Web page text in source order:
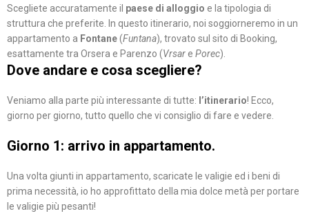
Scegliete accuratamente il paese di alloggio e la tipologia di
struttura che preferite. In questo itinerario, noi soggiorneremo in un
appartamento a Fontane(Funtana), trovato sul sito di Booking,
esattamente tra Orsera e Parenzo (Vrsare Porec).
Dove andare e cosa scegliere?
Veniamo alla parte più interessante di tutte: l’itinerario! Ecco,
giorno per giorno, tutto quello che vi consiglio di fare e vedere.
Giorno 1: arrivo in appartamento.
Una volta giunti in appartamento, scaricate le valigie ed i beni di
prima necessità, io ho approfittato della mia dolce metà per portare
le valigie più pesanti!